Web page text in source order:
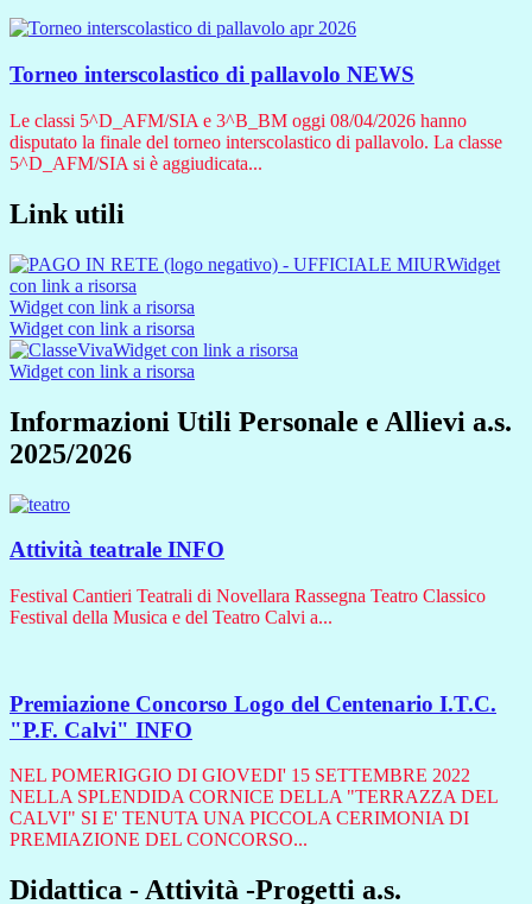
Torneo interscolastico di pallavolo NEWS
Le classi 5^D_AFM/SIA e 3^B_BM oggi 08/04/2026 hanno
disputato la finale del torneo interscolastico di pallavolo. La classe
5^D_AFM/SIA si è aggiudicata...
Link utili
Widget
con link a risorsa
Widget con link a risorsa
Widget con link a risorsa
Widget con link a risorsa
Widget con link a risorsa
Informazioni Utili Personale e Allievi a.s.
2025/2026
Attività teatrale INFO
Festival Cantieri Teatrali di Novellara Rassegna Teatro Classico
Festival della Musica e del Teatro Calvi a...
Premiazione Concorso Logo del Centenario I.T.C.
"P.F. Calvi" INFO
NEL POMERIGGIO DI GIOVEDI' 15 SETTEMBRE 2022
NELLA SPLENDIDA CORNICE DELLA "TERRAZZA DEL
CALVI" SI E' TENUTA UNA PICCOLA CERIMONIA DI
PREMIAZIONE DEL CONCORSO...
Didattica - Attività -Progetti a.s.